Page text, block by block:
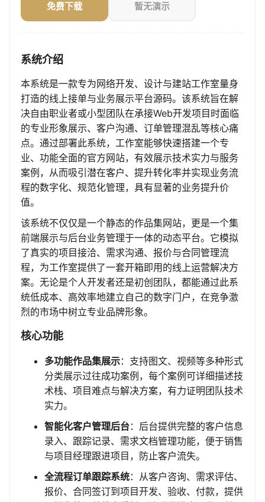
免费下载 暂无演示
系统介绍
本系统是一款专为网络开发、设计与建站工作室量身
打造的线上接单与业务展示平台源码。该系统旨在解
决自由职业者或小型团队在承接Web开发项目时面临
的专业形象展示、客户沟通、订单管理混乱等核心痛
点。通过部署此系统，工作室能够快速搭建一个专
业、功能全面的官方网站，有效展示技术实力与服务
案例，从而吸引潜在客户、提升转化率并实现业务流
程的数字化、规范化管理，具有显著的业务提升价
值。
该系统不仅仅是一个静态的作品集网站，更是一个集
前端展示与后台业务管理于一体的动态平台。它模拟
了真实的项目接洽、需求沟通、报价与合同管理流
程，为工作室提供了一套开箱即用的线上运营解决方
案。无论是个人开发者还是初创团队，都能通过此系
统低成本、高效率地建立自己的数字门户，在竞争激
烈的市场中树立专业品牌形象。
核心功能
多功能作品集展示：支持图文、视频等多种形式
分类展示过往成功案例，每个案例可详细描述技
术栈、项目难点与解决方案，有力证明团队技术
实力。
智能化客户管理后台：后台提供完整的客户信息
录入、跟踪记录、需求文档管理功能，便于销售
与项目经理跟进项目，防止客户流失。
全流程订单跟踪系统：从客户咨询、需求评估、
报价、合同签订到项目开发、验收、付款，提供